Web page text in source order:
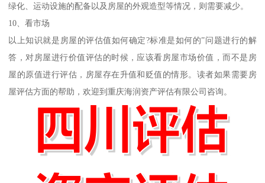
绿化、运动设施的配备以及房屋的外观造型等情况，则需要减少。
10、看市场
以上知识就是房屋的评估值如何确定?标准是如何的”问题进行的解
答，对房屋进行价值评估的时候，应该看房屋市场价值，而不是房
屋的原值进行评估，房屋存在升值和贬值的情形。读者如果需要房
屋评估方面的帮助，欢迎到重庆海润资产评估有限公司咨询。